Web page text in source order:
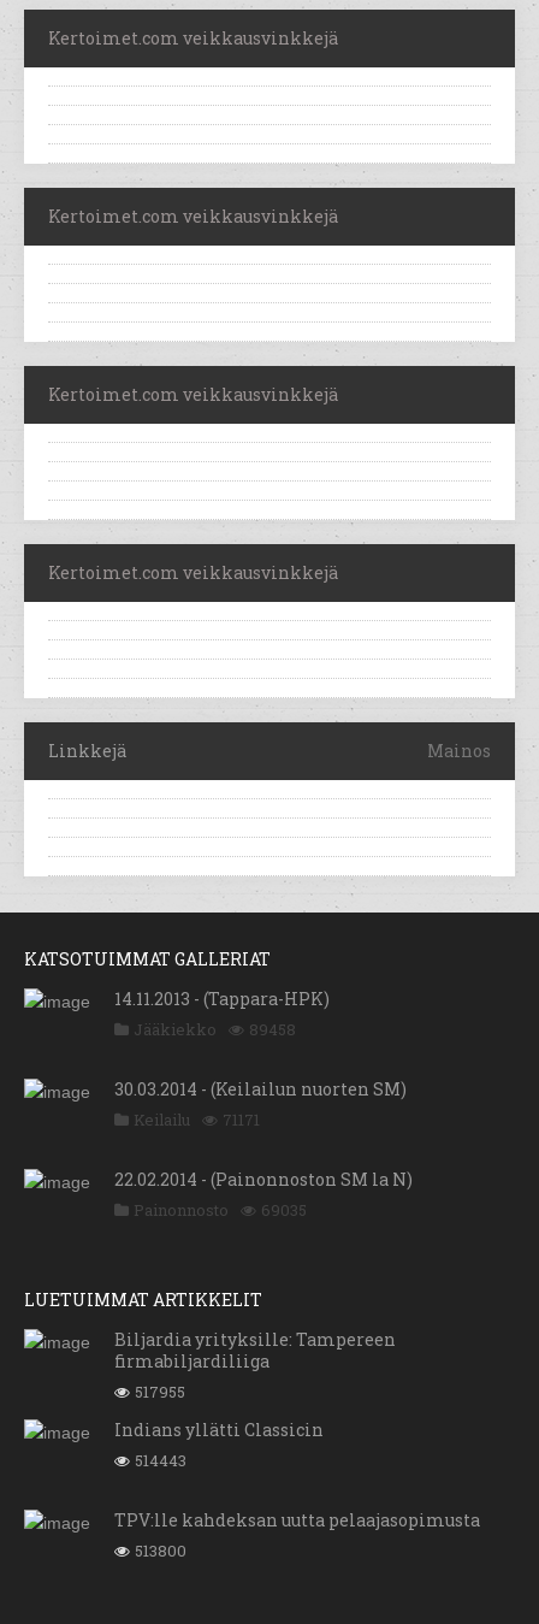
Kertoimet.com veikkausvinkkejä
Kertoimet.com veikkausvinkkejä
Kertoimet.com veikkausvinkkejä
Kertoimet.com veikkausvinkkejä
Linkkejä Mainos
KATSOTUIMMAT GALLERIAT
14.11.2013 - (Tappara-HPK)
Jääkiekko 89458
30.03.2014 - (Keilailun nuorten SM)
Keilailu 71171
22.02.2014 - (Painonnoston SM la N)
Painonnosto 69035
LUETUIMMAT ARTIKKELIT
Biljardia yrityksille: Tampereen
firmabiljardiliiga
517955
Indians yllätti Classicin
514443
TPV:lle kahdeksan uutta pelaajasopimusta
513800